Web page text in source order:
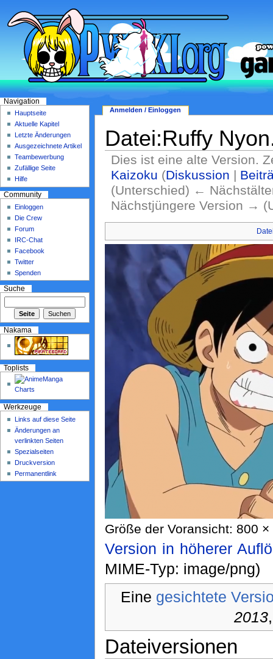
Datei:Ruffy
Dies ist eine alte Version.
Kaizoku (Diskussion |
(Unterschied) ←
Nächstjüngere Version →
Größe der Voransicht: 800
Version in höherer
MIME-Typ: image/png)
Eine gesichtete
2013
Dateiversionen
Anmelden / Einloggen
Navigation
Hauptseite
Aktuelle Kapitel
Letzte Änderungen
Ausgezeichnete Artikel
Teambewerbung
Zufällige Seite
Hilfe
Community
Einloggen
Die Crew
Forum
IRC-Chat
Facebook
Twitter
Spenden
Suche
Nakama
Toplists
Werkzeuge
Links auf diese Seite
Änderungen an
verlinkten Seiten
Spezialseiten
Druckversion
Permanentlink